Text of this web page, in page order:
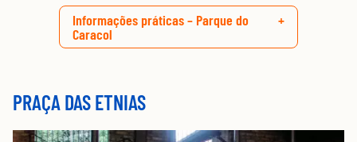
Informações práticas – Parque do
Caracol
PRAÇA DAS ETNIAS